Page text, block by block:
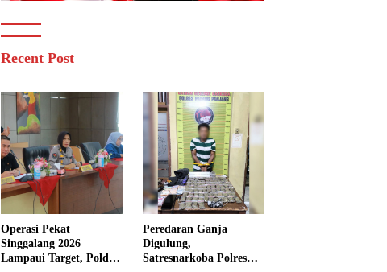
Recent Post
Operasi Pekat
Singgalang 2026
Lampaui Target, Polda
Peredaran Ganja
Digulung,
Satresnarkoba Polres